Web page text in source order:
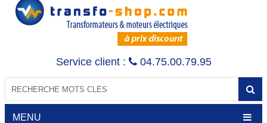
Service client : 04.75.00.79.95
MENU